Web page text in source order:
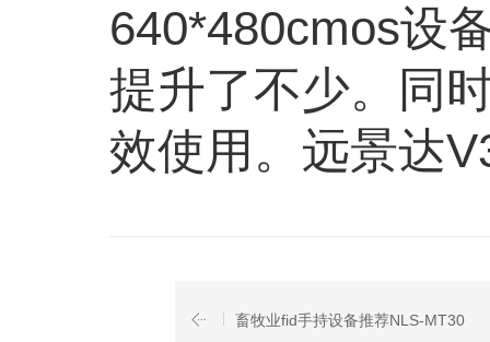
640*480cmos设
提升了不少。同
效使用。远景达
畜牧业fid手持设备推荐NLS-MT30